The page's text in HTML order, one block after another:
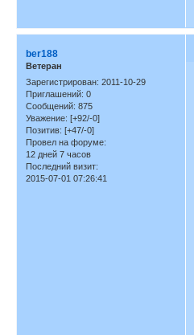
ber188
Ветеран
Зарегистрирован: 2011-10-29
Приглашений: 0
Сообщений: 875
Уважение: [+92/-0]
Позитив: [+47/-0]
Провел на форуме:
12 дней 7 часов
Последний визит:
2015-07-01 07:26:41